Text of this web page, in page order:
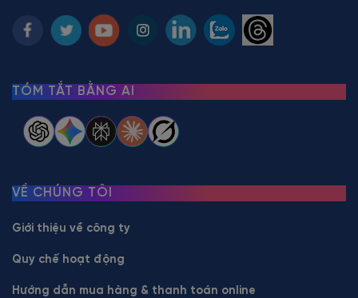
TÓM TẮT BẰNG AI
VỀ CHÚNG TÔI
Giới thiệu về công ty
Quy chế hoạt động
Hướng dẫn mua hàng & thanh toán online